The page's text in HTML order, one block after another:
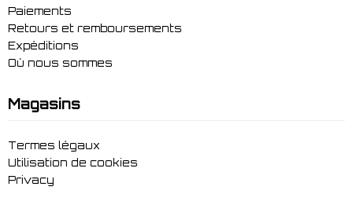
Paiements
Retours et remboursements
Expéditions
Où nous sommes
Magasins
Termes légaux
Utilisation de cookies
Privacy